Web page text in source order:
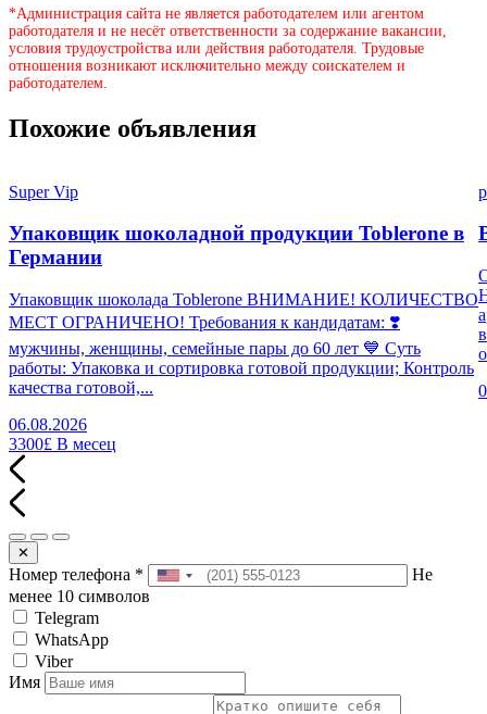
*Администрация сайта не является работодателем или агентом
работодателя и не несёт ответственности за содержание вакансии,
условия трудоустройства или действия работодателя. Трудовые
отношения возникают исключительно между соискателем и
работодателем.
Похожие объявления
Super Vip
Упаковщик шоколадной продукции Toblerone в
Германии
Упаковщик шоколада Toblerone ВНИМАНИЕ! КОЛИЧЕСТВО
МЕСТ ОГРАНИЧЕНО! Требования к кандидатам: ❣️
мужчины, женщины, семейные пары до 60 лет 💙 Суть
работы: Упаковка и сортировка готовой продукции; Контроль
качества готовой,...
06.08.2026
3300£ В месец
✕
Номер телефона *
Не
менее 10 символов
Telegram
WhatsApp
Viber
Имя